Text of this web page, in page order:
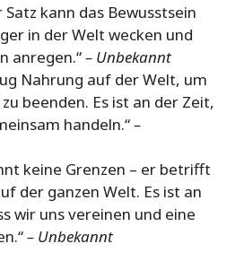
Satz kann das Bewusstsein
in der Welt wecken und
anregen.“– Unbekannt
Nahrung auf der Welt, um
beenden. Es ist an der Zeit,
handeln.“–
keine Grenzen – er betrifft
der ganzen Welt. Es ist an
wir uns vereinen und eine
– Unbekannt